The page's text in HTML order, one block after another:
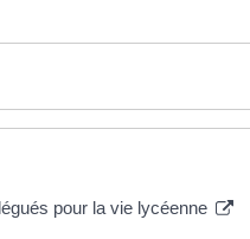
pour la vie lycéenne